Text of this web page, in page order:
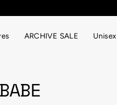
ARCHIVE SALE
Unisex